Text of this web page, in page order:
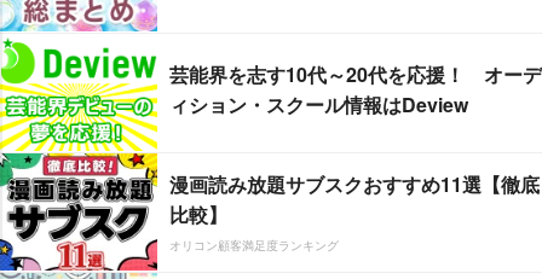
芸能界を志す10代～20代を応援！ オーデ
ィション・スクール情報はDeview
漫画読み放題サブスクおすすめ11選【徹底
比較】
オリコン顧客満足度ランキング